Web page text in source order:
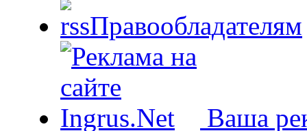
Правообладателям
Ваша